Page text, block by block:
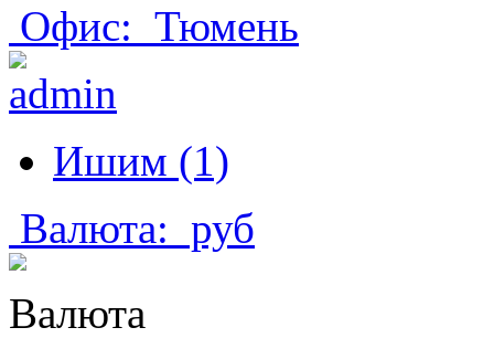
Офис: Тюмень
Ишим (1)
Валюта: руб
Валюта